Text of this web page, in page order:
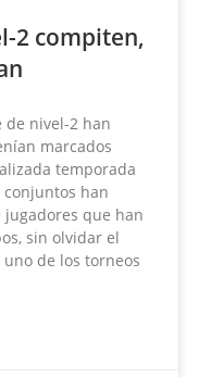
2 compiten,
de nivel-2 han
marcados
temporada
han
que han
sin olvidar el
de los torneos